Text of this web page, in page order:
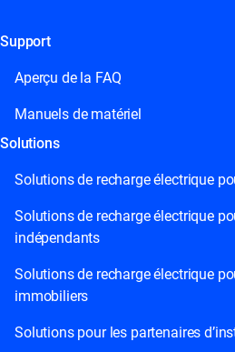
This field is for validation purposes
Support
Aperçu de la FAQ
Manuels de matériel
Solutions
Solutions de recharge électrique
Solutions de recharge électrique
indépendants
Solutions de recharge électrique
immobiliers
Solutions pour les partenaires